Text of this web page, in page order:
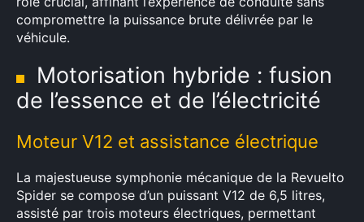
compromettre la puissance brute délivrée par le
véhicule.
Motorisation hybride : fusion
de l’essence et de l’électricité
Moteur V12 et assistance électrique
La majestueuse symphonie mécanique de la Revuelto
Spider se compose d’un puissant V12 de 6,5 litres,
assisté par trois moteurs électriques, permettant